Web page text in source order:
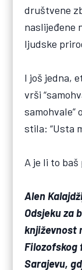
društvene
naslijeđene
ljudske
I još jedna,
vrši
samohvale”
stila: “Usta
A je li to
Alen
Odsjeku za
književnost
Filozofskog
Sarajevu,